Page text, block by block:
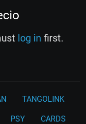
log in first.
TANGOLINK
PSY CARDS